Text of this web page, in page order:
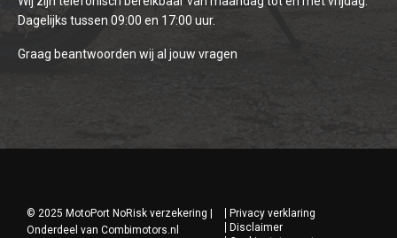
Dagelijks tussen 09:00 en 17:00 uur.
Graag beantwoorden wij al jouw vragen
© 2025 MotoPort NoRisk verzekering |
Onderdeel van Combimotors.nl
Privacy verklaring
Disclaimer